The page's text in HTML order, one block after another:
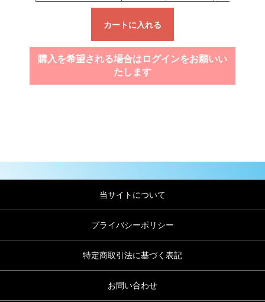
カートに入れる
購入を希望される場合はログインをお願いい
たします
当サイトについて
プライバシーポリシー
特定商取引法に基づく表記
お問い合わせ